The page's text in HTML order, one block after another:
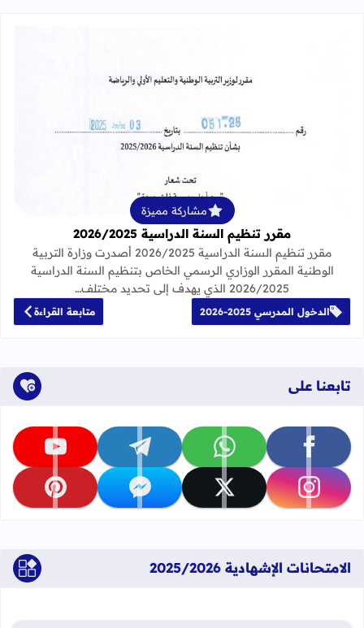
قراءة المزيد عن مقرر تنظيم السنة الدراسية
مشاركة مميزة
مقرر تنظيم السنة الدراسية 2026/2025
مقرر تنظيم السنة الدراسية 2026/2025 أصدرت وزارة التربية
الوطنية المقرر الوزاري الرسمي الخاص بتنظيم السنة الدراسية
2026/2025 الذي يهدف إلى تحديد مختلف…
الدخول المدرسي 2025-2026 متابعة القراءة
تابعنا على
تابعنا على facebook تابعنا على whatsapp تابعنا على telegram تابعنا على youtube
تابعنا على instagram تابعنا على x تابعنا على messenger تابعنا على pinterest
الامتحانات الإشهادية 2025/2026